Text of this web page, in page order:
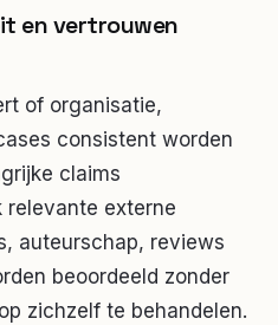
en vertrouwen
of organisatie,
consistent worden
claims
relevante externe
auteurschap, reviews
beoordeeld zonder
zichzelf te behandelen.